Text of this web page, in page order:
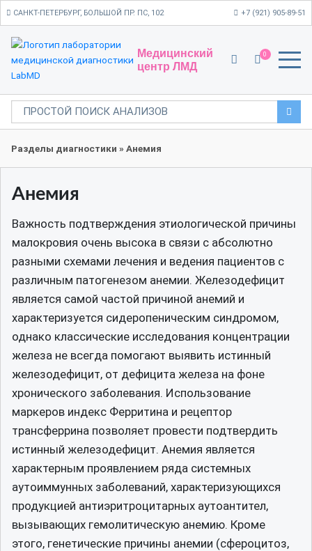
САНКТ-ПЕТЕРБУРГ, БОЛЬШОЙ ПР. ПС, 102 +7 (921) 905-89-51
Медицинский
центр ЛМД
0
Разделы диагностики » Анемия
Анемия
Важность подтверждения этиологической причины
малокровия очень высока в связи с абсолютно
разными схемами лечения и ведения пациентов с
различным патогенезом анемии. Железодефицит
является самой частой причиной анемий и
характеризуется сидеропеническим синдромом,
однако классические исследования концентрации
железа не всегда помогают выявить истинный
железодефицит, от дефицита железа на фоне
хронического заболевания. Использование
маркеров индекс Ферритина и рецептор
трансферрина позволяет провести подтвердить
истинный железодефицит. Анемия является
характерным проявлением ряда системных
аутоиммунных заболеваний, характеризующихся
продукцией антиэритроцитарных аутоантител,
вызывающих гемолитическую анемию. Кроме
этого, генетические причины анемии (сфероцитоз,